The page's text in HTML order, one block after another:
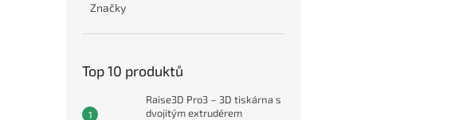
Značky
Top 10 produktů
Raise3D Pro3 – 3D tiskárna s
dvojitým extrudérem